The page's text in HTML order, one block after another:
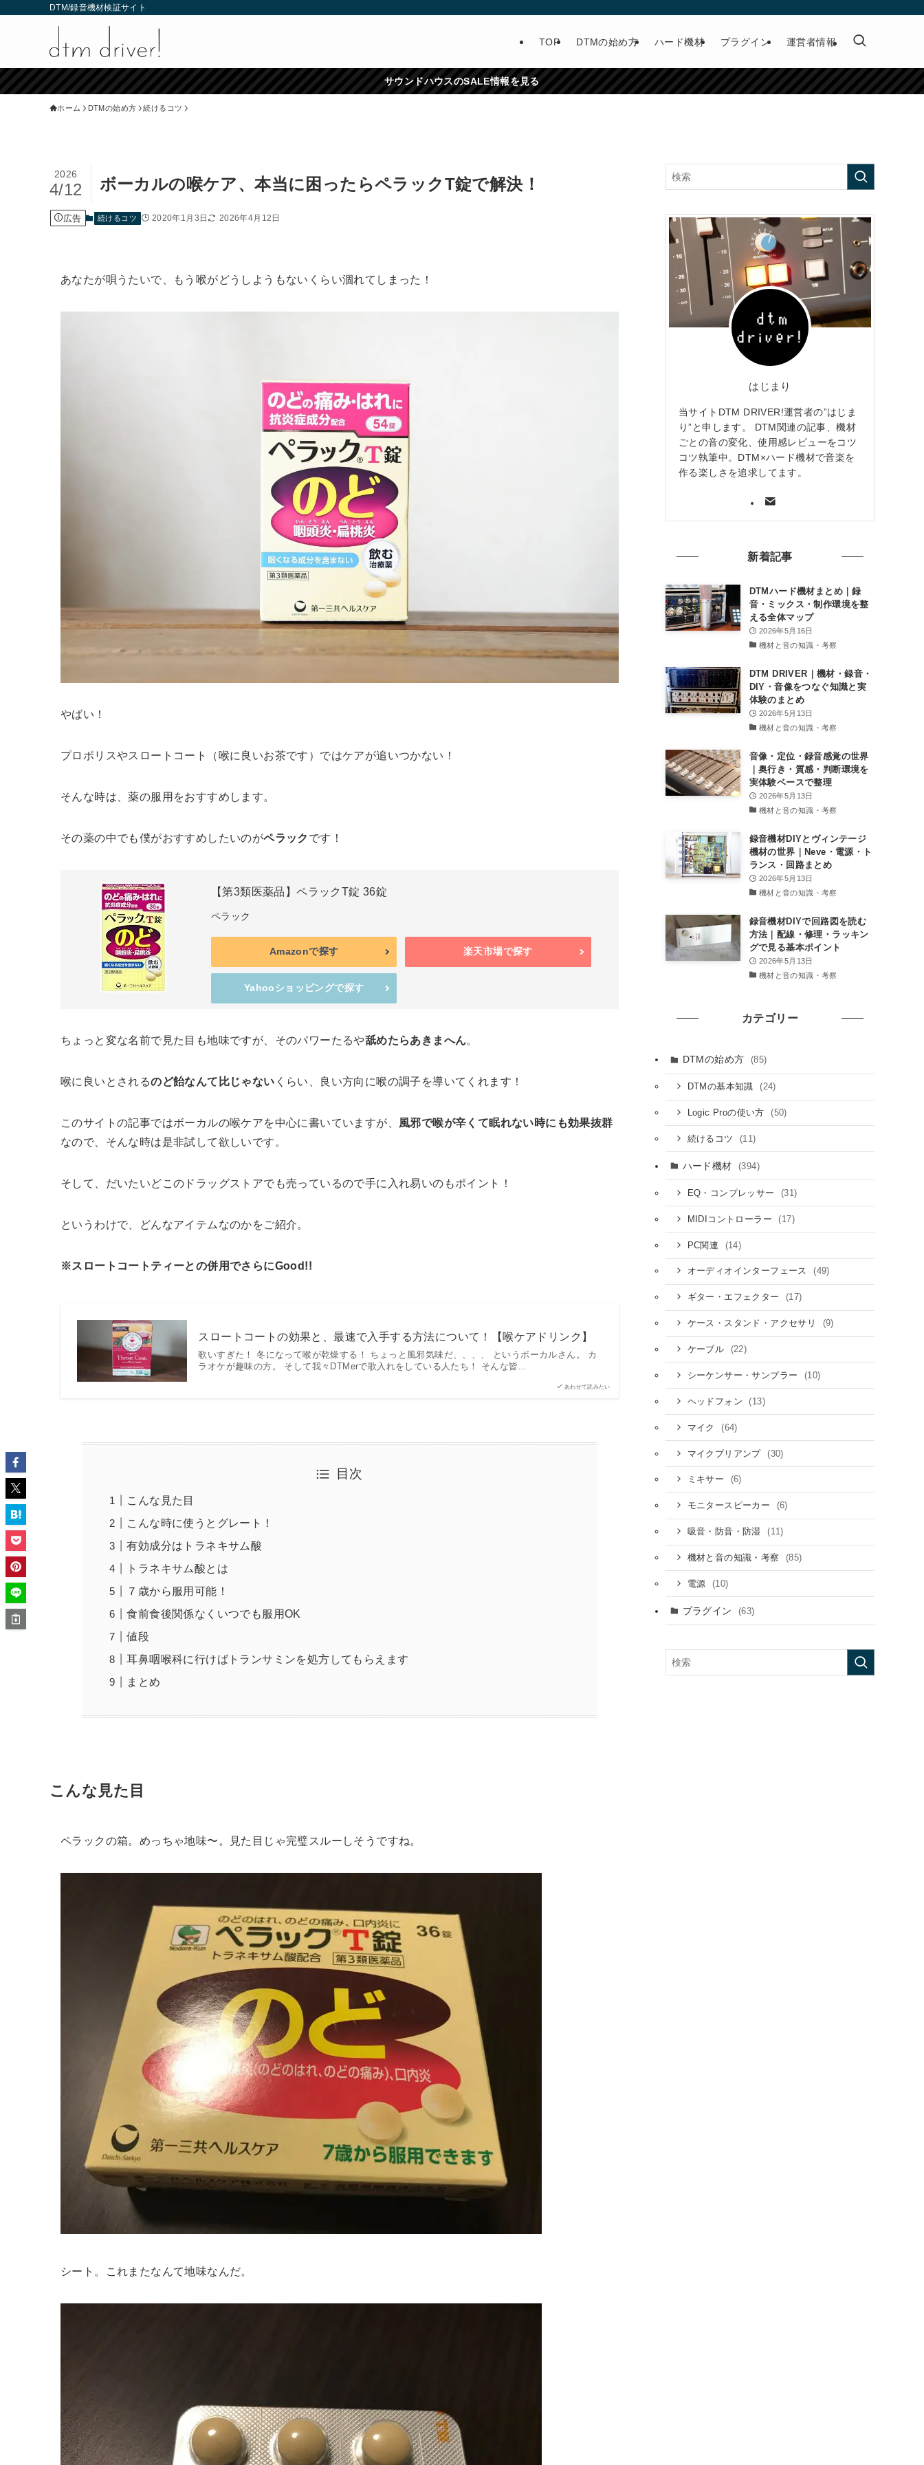
DTM/録音機材検証サイト
TOP DTMの始め方 ハード機材 プラグイン 運営者情報
サウンドハウスのSALE情報を見る
ホーム DTMの始め方 続けるコツ
ボーカルの喉ケア、本当に困ったらペラックT錠で解決！
2026
4/12
広告 続けるコツ 2020年1月3日 2026年4月12日
あなたが唄うたいで、もう喉がどうしようもないくらい涸れてしまった！
やばい！
プロポリスやスロートコート（喉に良いお茶です）ではケアが追いつかない！
そんな時は、薬の服用をおすすめします。
その薬の中でも僕がおすすめしたいのがペラック です！
【第3類医薬品】ペラックT錠 36錠
ペラック
Amazonで探す 楽天市場で探す
Yahooショッピングで探す
ちょっと変な名前で見た目も地味ですが、そのパワーたるや舐めたらあきまへん。
喉に良いとされるのど飴なんて比じゃない くらい、良い方向に喉の調子を導いてくれます！
このサイトの記事ではボーカルの喉ケアを中心に書いていますが、 風邪で喉が辛くて眠れない時にも効果抜群
なので、そんな時は是非試して欲しいです。
そして、だいたいどこのドラッグストアでも売っているので手に入れ易いのもポイント！
というわけで、どんなアイテムなのかをご紹介。
※スロートコートティーとの併用でさらにGood!!
あわせて読みたい
スロートコートの効果と、最速で入手する方法について！【喉ケアドリンク】
歌いすぎた！ 冬になって喉が乾燥する！ ちょっと風邪気味だ、、、、 というボーカルさん。 カ
ラオケが趣味の方。 そして我々DTMerで歌入れをしている人たち！ そんな皆...
目次
こんな見た目
こんな時に使うとグレート！
有効成分はトラネキサム酸
トラネキサム酸とは
７歳から服用可能！
食前食後関係なくいつでも服用OK
値段
耳鼻咽喉科に行けばトランサミンを処方してもらえます
まとめ
こんな見た目
ペラックの箱。めっちゃ地味〜。見た目じゃ完璧スルーしそうですね。
シート。これまたなんて地味なんだ。
はじまり
当サイトDTM DRIVER!運営者の”はじま
り”と申します。 DTM関連の記事、機材
ごとの音の変化、使用感レビューをコツ
コツ執筆中。DTM×ハード機材で音楽を
作る楽しさを追求してます。
新着記事
DTMハード機材まとめ｜録
音・ミックス・制作環境を整
える全体マップ
2026年5月16日
機材と音の知識・考察
DTM DRIVER｜機材・録音・
DIY・音像をつなぐ知識と実
体験のまとめ
2026年5月13日
機材と音の知識・考察
音像・定位・録音感覚の世界
｜奥行き・質感・判断環境を
実体験ベースで整理
2026年5月13日
機材と音の知識・考察
録音機材DIYとヴィンテージ
機材の世界｜Neve・電源・ト
ランス・回路まとめ
2026年5月13日
機材と音の知識・考察
録音機材DIYで回路図を読む
方法｜配線・修理・ラッキン
グで見る基本ポイント
2026年5月13日
機材と音の知識・考察
カテゴリー
DTMの始め方 (85)
DTMの基本知識 (24)
Logic Proの使い方 (50)
続けるコツ (11)
ハード機材 (394)
EQ・コンプレッサー (31)
MIDIコントローラー (17)
PC関連 (14)
オーディオインターフェース (49)
ギター・エフェクター (17)
ケース・スタンド・アクセサリ (9)
ケーブル (22)
シーケンサー・サンプラー (10)
ヘッドフォン (13)
マイク (64)
マイクプリアンプ (30)
ミキサー (6)
モニタースピーカー (6)
吸音・防音・防湿 (11)
機材と音の知識・考察 (85)
電源 (10)
プラグイン (63)